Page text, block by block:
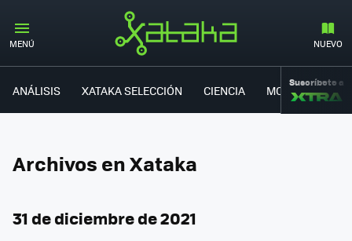
MENÚ NUEVO
ANÁLISIS XATAKA SELECCIÓN CIENCIA MOVILIDAD
Suscríbete a
Archivos en Xataka
31 de diciembre de 2021